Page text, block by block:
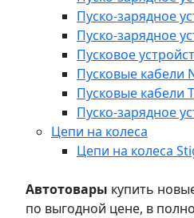
Пуско-зарядное
Пуско-зарядное
Пусковое
Пусковые кабели
Пусковые кабели
Пуско-зарядное
Цепи на колеса
Цепи на колеса
Автотовары купить
по выгодной цене, в